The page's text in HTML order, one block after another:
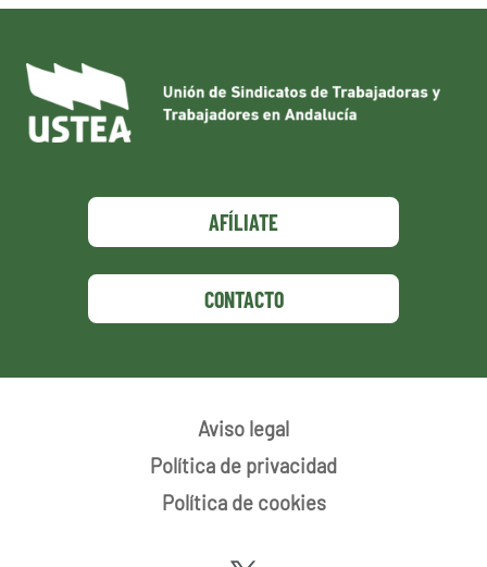
AFÍLIATE
CONTACTO
Aviso legal
Política de privacidad
Política de cookies